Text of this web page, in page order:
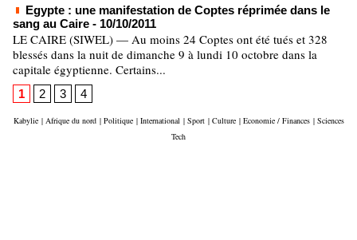
Egypte : une manifestation de Coptes réprimée dans le
sang au Caire - 10/10/2011
LE CAIRE (SIWEL) — Au moins 24 Coptes ont été tués et 328
blessés dans la nuit de dimanche 9 à lundi 10 octobre dans la
capitale égyptienne. Certains...
1 2 3 4
Kabylie | Afrique du nord | Politique | International | Sport | Culture | Economie / Finances | Sciences
Tech